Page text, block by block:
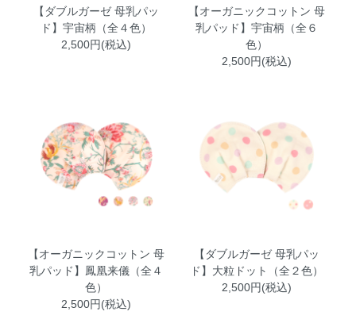
【ダブルガーゼ 母乳パッ
ド】宇宙柄（全４色）
2,500円(税込)
【オーガニックコットン 母
乳パッド】宇宙柄（全６
色）
2,500円(税込)
【オーガニックコットン 母
乳パッド】鳳凰来儀（全４
色）
2,500円(税込)
【ダブルガーゼ 母乳パッ
ド】大粒ドット（全２色）
2,500円(税込)